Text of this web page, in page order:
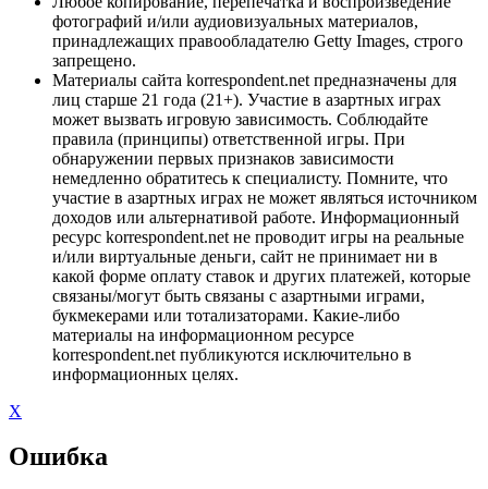
фотографий и/или аудиовизуальных материалов,
принадлежащих правообладателю Getty Images, строго
запрещено.
Материалы сайта korrespondent.net предназначены для
лиц старше 21 года (21+). Участие в азартных играх
может вызвать игровую зависимость. Соблюдайте
правила (принципы) ответственной игры. При
обнаружении первых признаков зависимости
немедленно обратитесь к специалисту. Помните, что
участие в азартных играх не может являться источником
доходов или альтернативой работе. Информационный
ресурс korrespondent.net не проводит игры на реальные
и/или виртуальные деньги, сайт не принимает ни в
какой форме оплату ставок и других платежей, которые
связаны/могут быть связаны с азартными играми,
букмекерами или тотализаторами. Какие-либо
материалы на информационном ресурсе
korrespondent.net публикуются исключительно в
информационных целях.
X
Ошибка